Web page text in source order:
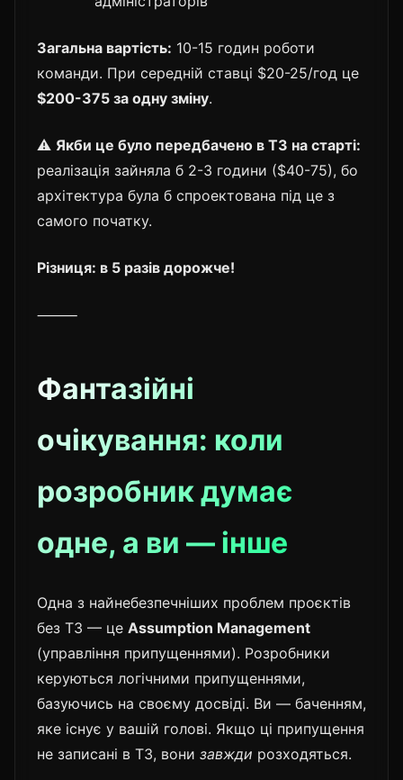
Загальна вартість: 10-15 годин роботи
команди. При середній ставці $20-25/год це
$200-375 за одну зміну.
⚠️ Якби це було передбачено в ТЗ на старті:
реалізація зайняла б 2-3 години ($40-75), бо
архітектура була б спроектована під це з
самого початку.
Різниця: в 5 разів дорожче!
⸻
Фантазійні
очікування: коли
розробник думає
одне, а ви — інше
Одна з найнебезпечніших проблем проєктів
без ТЗ — це Assumption Management
(управління припущеннями). Розробники
керуються логічними припущеннями,
базуючись на своєму досвіді. Ви — баченням,
яке існує у вашій голові. Якщо ці припущення
не записані в ТЗ, вони завжди розходяться.